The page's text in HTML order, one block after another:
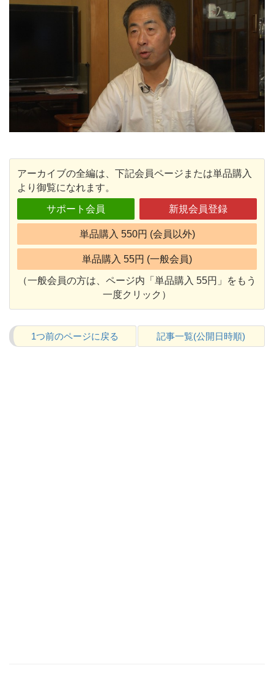
アーカイブの全編は、下記会員ページまたは単品購入
より御覧になれます。
サポート会員 新規会員登録
単品購入 550円 (会員以外)
単品購入 55円 (一般会員)
（一般会員の方は、ページ内「単品購入 55円」をもう
一度クリック）
1つ前のページに戻る 記事一覧(公開日時順)